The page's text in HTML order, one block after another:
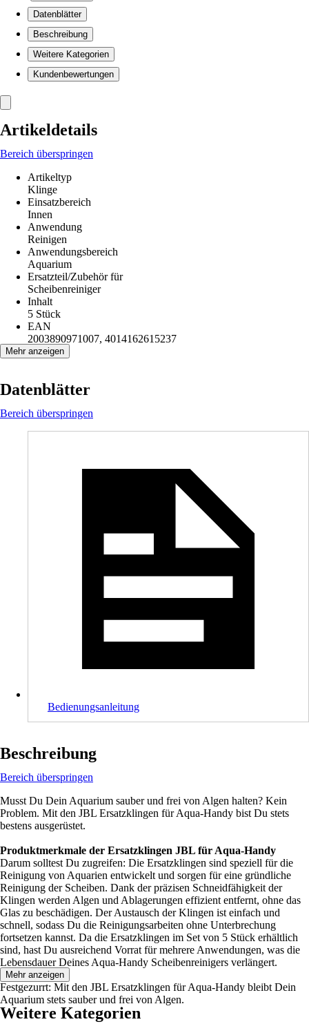
Datenblätter
Beschreibung
Weitere Kategorien
Kundenbewertungen
Artikeldetails
Bereich überspringen
Artikeltyp
Klinge
Einsatzbereich
Innen
Anwendung
Reinigen
Anwendungsbereich
Aquarium
Ersatzteil/Zubehör für
Scheibenreiniger
Inhalt
5 Stück
EAN
2003890971007, 4014162615237
Mehr anzeigen
Datenblätter
Bereich überspringen
Bedienungsanleitung
Beschreibung
Bereich überspringen
Musst Du Dein Aquarium sauber und frei von Algen halten? Kein
Problem. Mit den JBL Ersatzklingen für Aqua-Handy bist Du stets
bestens ausgerüstet.
Produktmerkmale der Ersatzklingen JBL für Aqua-Handy
Darum solltest Du zugreifen: Die Ersatzklingen sind speziell für die
Reinigung von Aquarien entwickelt und sorgen für eine gründliche
Reinigung der Scheiben. Dank der präzisen Schneidfähigkeit der
Klingen werden Algen und Ablagerungen effizient entfernt, ohne das
Glas zu beschädigen. Der Austausch der Klingen ist einfach und
schnell, sodass Du die Reinigungsarbeiten ohne Unterbrechung
fortsetzen kannst. Da die Ersatzklingen im Set von 5 Stück erhältlich
sind, hast Du ausreichend Vorrat für mehrere Anwendungen, was die
Lebensdauer Deines Aqua-Handy Scheibenreinigers verlängert.
Festgezurrt: Mit den JBL Ersatzklingen für Aqua-Handy bleibt Dein
Aquarium stets sauber und frei von Algen.
Mehr anzeigen
Weitere Kategorien